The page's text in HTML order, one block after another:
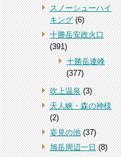
スノーシューハイ
キング(6)
十勝岳安政火口
(391)
十勝岳連峰
(377)
吹上温泉(3)
天人峡・森の神様
(2)
姿見の池(37)
旭岳周辺一日(8)